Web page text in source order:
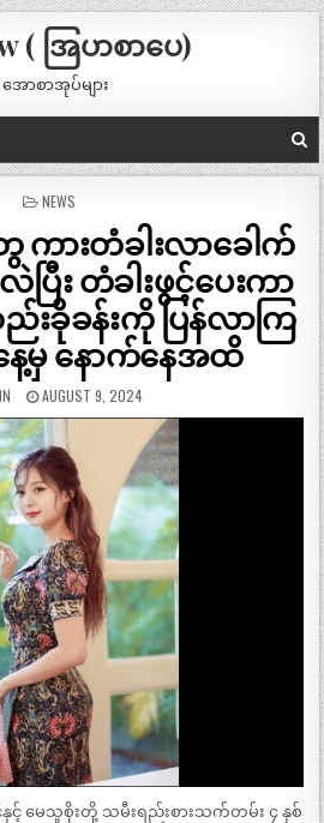
( အြပာစာပေ)
အောစာအုပ်များ
POSTED
NEWS
ားတံခါးလာခေါက်
ပြီး တံခါးဖွင့်ပေးကာ
ည်းခိုခန်းကို ပြန်လာကြ
မှ နောက်နေအထိ
AUGUST 9, 2024
မေသူစိုးတို့ သမီးရည်းစားသက်တမ်း ၄ နှစ်